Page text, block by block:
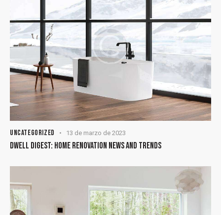
UNCATEGORIZED 13 de marzo de 2023
DWELL DIGEST: HOME RENOVATION NEWS AND TRENDS